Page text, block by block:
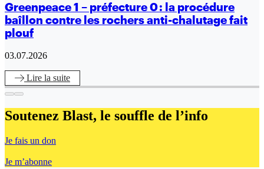
Greenpeace 1 – préfecture 0 : la procédure
baîllon contre les rochers anti-chalutage fait
plouf
03.07.2026
Lire la suite
Soutenez Blast, le souffle de l’info
Je fais un don
Je m’abonne